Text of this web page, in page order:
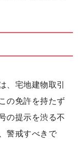
、宅地建物取引
の免許を持たず
の提示を渋る不
警戒すべきで